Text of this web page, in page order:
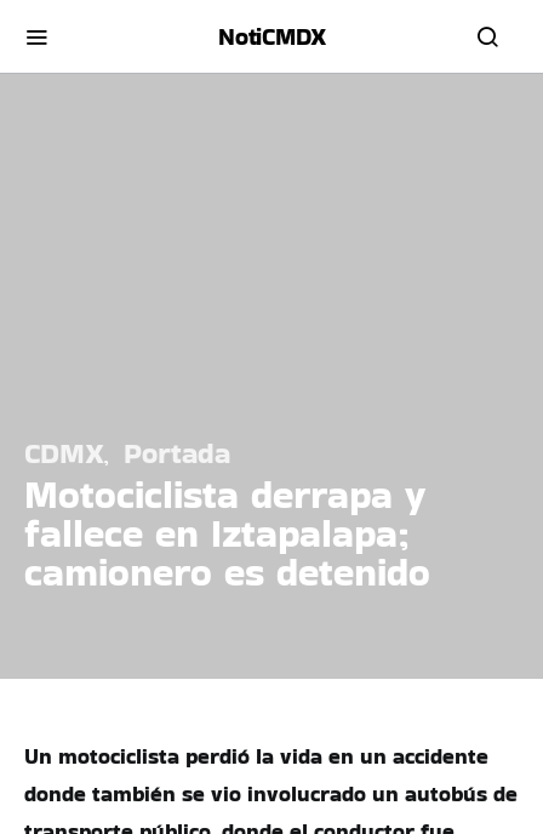
NotiCMDX
CDMX Portada
Motociclista derrapa y
fallece en Iztapalapa;
camionero es detenido
Un motociclista perdió la vida en un accidente
donde también se vio involucrado un autobús de